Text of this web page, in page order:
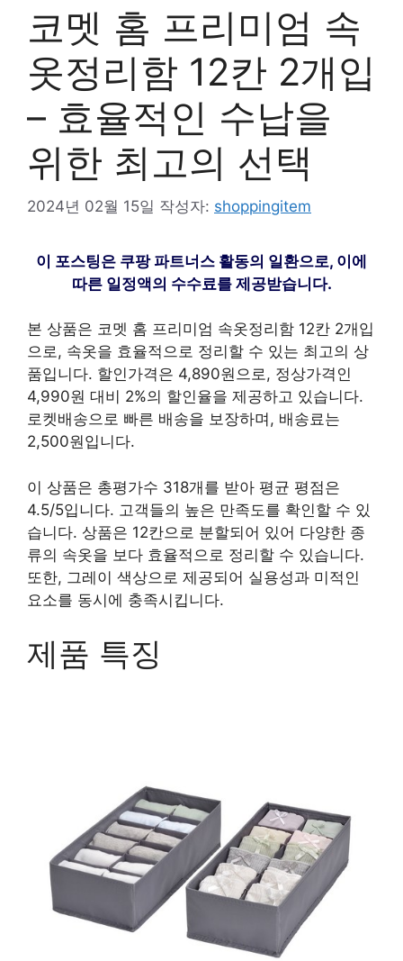
코멧 홈 프리미엄 속
옷정리함 12칸 2개입
– 효율적인 수납을
위한 최고의 선택
2024년 02월 15일 작성자: shoppingitem
이 포스팅은 쿠팡 파트너스 활동의 일환으로, 이에
따른 일정액의 수수료를 제공받습니다.
본 상품은 코멧 홈 프리미엄 속옷정리함 12칸 2개입
으로, 속옷을 효율적으로 정리할 수 있는 최고의 상
품입니다. 할인가격은 4,890원으로, 정상가격인
4,990원 대비 2%의 할인율을 제공하고 있습니다.
로켓배송으로 빠른 배송을 보장하며, 배송료는
2,500원입니다.
이 상품은 총평가수 318개를 받아 평균 평점은
4.5/5입니다. 고객들의 높은 만족도를 확인할 수 있
습니다. 상품은 12칸으로 분할되어 있어 다양한 종
류의 속옷을 보다 효율적으로 정리할 수 있습니다.
또한, 그레이 색상으로 제공되어 실용성과 미적인
요소를 동시에 충족시킵니다.
제품 특징